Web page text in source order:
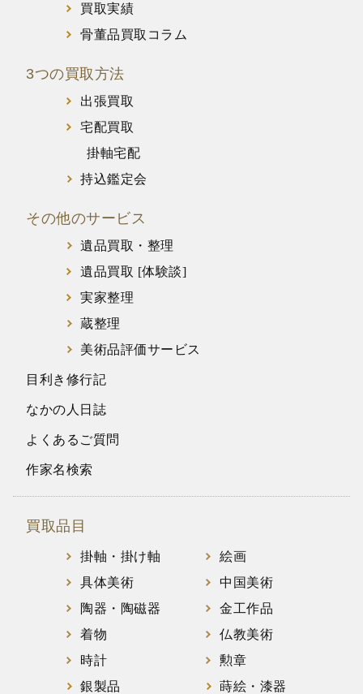
買取実績
骨董品買取コラム
3つの買取方法
出張買取
宅配買取
掛軸宅配
持込鑑定会
その他のサービス
遺品買取・整理
遺品買取 [体験談]
実家整理
蔵整理
美術品評価サービス
目利き修行記
なかの人日誌
よくあるご質問
作家名検索
買取品目
掛軸・掛け軸
絵画
具体美術
中国美術
陶器・陶磁器
金工作品
着物
仏教美術
時計
勲章
銀製品
蒔絵・漆器